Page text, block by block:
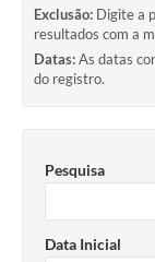
Exclusão: Digite a
resultados com a
Datas:As datas
do registro.
Pesquisa
Data Inicial